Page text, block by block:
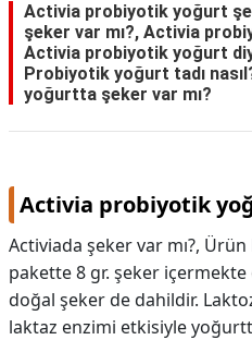
Activia probiyotik yoğurt
şeker var mı?, Activia
Activia probiyotik yoğurt
Probiyotik yoğurt tadı
yoğurtta şeker var mı?
Activia probiyotik
Activiada şeker var mı?,
pakette 8 gr. şeker
doğal şeker de dahildir.
laktaz enzimi etkisiyle